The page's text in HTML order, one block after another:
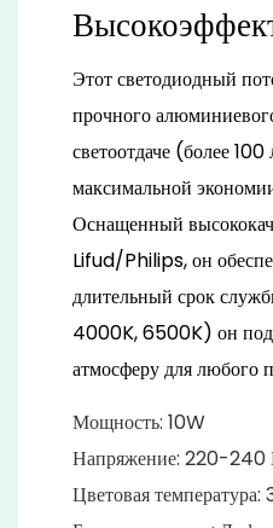
Этот светодиодный
прочного
светоотдаче (более
максимальной
Оснащенный
Lifud/Philips, он
длительный срок
4000K, 6500K) он
атмосферу для любого
Мощность: 10W
Напряжение: 220-240
Цветовая